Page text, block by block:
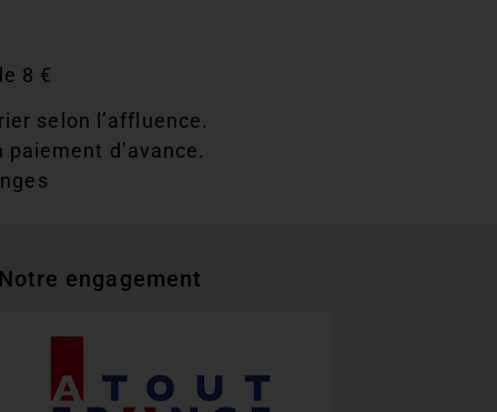
8 €
selon l’affluence.
d’avance.
engagement